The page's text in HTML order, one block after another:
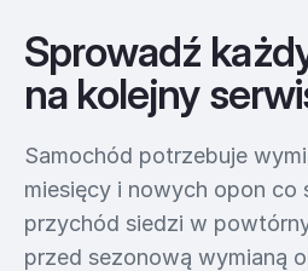
Sprowadź
na kolejny
Samochód potrzebuje
miesięcy i nowych opon co
przychód siedzi w
przed sezonową wymianą